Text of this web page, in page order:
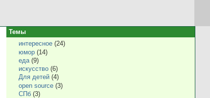
Темы
интересное (24)
юмор (14)
еда (9)
искусство (6)
Для детей (4)
open source (3)
СПб (3)